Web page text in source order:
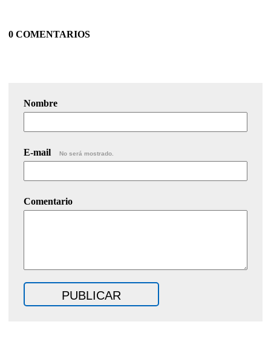
0 COMENTARIOS
Nombre
E-mail No será mostrado.
Comentario